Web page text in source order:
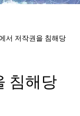
서 저작권을 침해당
침해당